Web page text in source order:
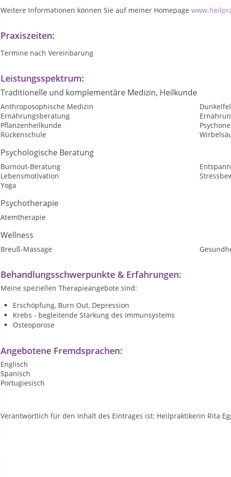
Weitere Informationen können Sie auf meiner Homepage
Praxiszeiten:
Termine nach Vereinbarung
Leistungsspektrum:
Traditionelle und komplementäre Medizin, Heilkunde
Anthroposophische Medizin
Ernährungsberatung
Pflanzenheilkunde
Rückenschule
Psychologische Beratung
Burnout-Beratung
Lebensmotivation
Yoga
Psychotherapie
Atemtherapie
Wellness
Breuß-Massage
Behandlungsschwerpunkte & Erfahrungen:
Meine speziellen Therapieangebote sind:
Erschöpfung, Burn Out, Depression
Krebs - begleitende Stärkung des Immunsystems
Osteoporose
Angebotene Fremdsprachen:
Englisch
Spanisch
Portugiesisch
Verantwortlich für den Inhalt des Eintrages ist: Heilpraktikerin Rita